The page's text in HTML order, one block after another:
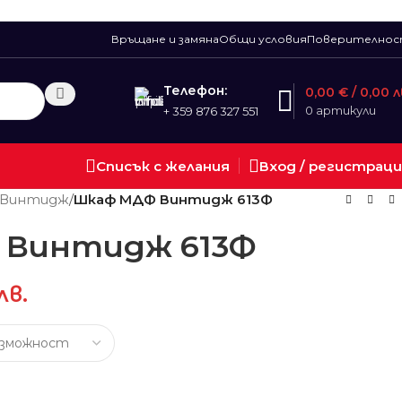
Връщане и замянаОбщи условия
Телефон:
+ 359 876 327 551 0 артикули
0,00 € / 0,00
Списък с желания
Вход /
/Шкаф МДФ Винтидж 613Ф
613Ф